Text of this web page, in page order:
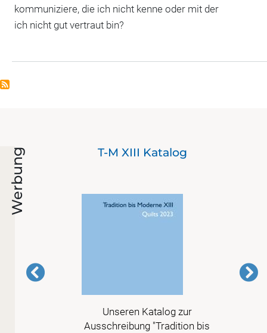
kommuniziere, die ich nicht kenne oder mit der
ich nicht gut vertraut bin?
Werbung T-M XIII Katalog
Unseren Katalog zur
Ausschreibung "Tradition bis